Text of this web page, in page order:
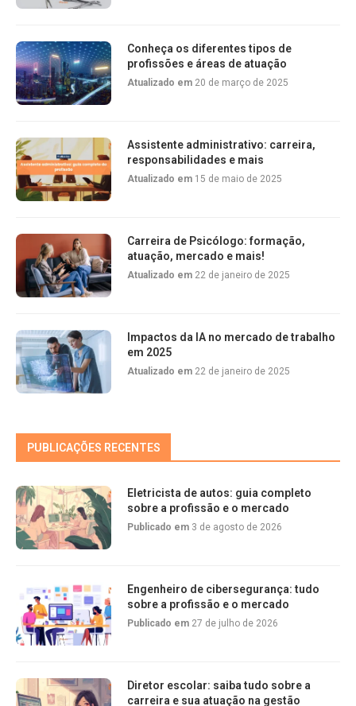
Conheça os diferentes tipos de
profissões e áreas de atuação
Atualizado em 20 de março de 2025
Assistente administrativo: carreira,
responsabilidades e mais
Atualizado em 15 de maio de 2025
Carreira de Psicólogo: formação,
atuação, mercado e mais!
Atualizado em 22 de janeiro de 2025
Impactos da IA no mercado de trabalho
em 2025
Atualizado em 22 de janeiro de 2025
PUBLICAÇÕES RECENTES
Eletricista de autos: guia completo
sobre a profissão e o mercado
Publicado em 3 de agosto de 2026
Engenheiro de cibersegurança: tudo
sobre a profissão e o mercado
Publicado em 27 de julho de 2026
Diretor escolar: saiba tudo sobre a
carreira e sua atuação na gestão